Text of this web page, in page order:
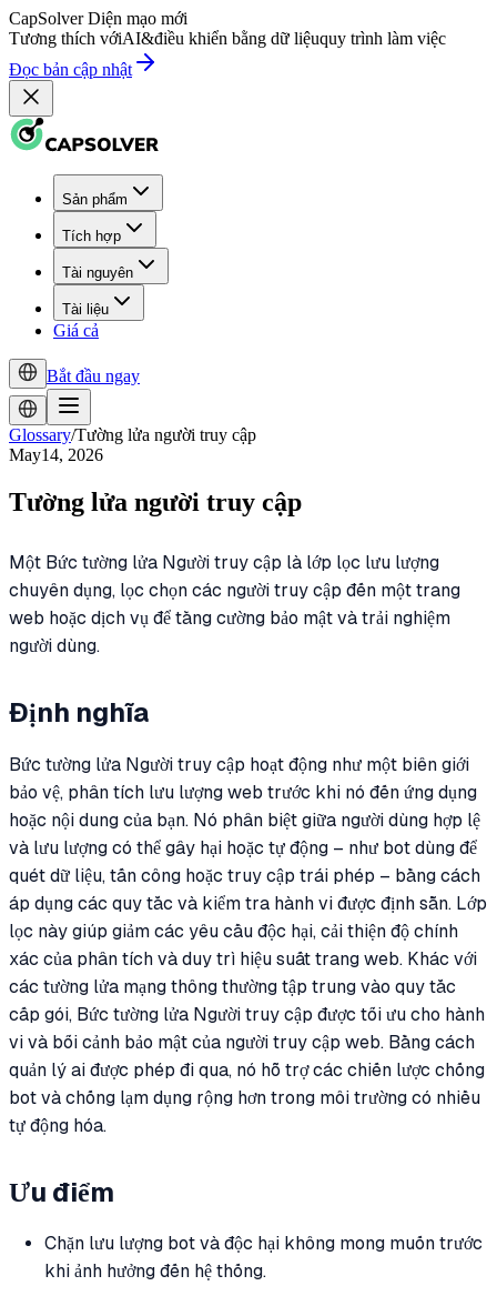
CapSolver Diện mạo mới
Tương thích vớiAI&điều khiển bằng dữ liệuquy trình làm việc
Đọc bản cập nhật
Sản phẩm
Tích hợp
Tài nguyên
Tài liệu
Giá cả
Bắt đầu ngay
Glossary/Tường lửa người truy cập
May14, 2026
Tường lửa người truy cập
Một Bức tường lửa Người truy cập là lớp lọc lưu lượng
chuyên dụng, lọc chọn các người truy cập đến một trang
web hoặc dịch vụ để tăng cường bảo mật và trải nghiệm
người dùng.
Định nghĩa
Bức tường lửa Người truy cập hoạt động như một biên giới
bảo vệ, phân tích lưu lượng web trước khi nó đến ứng dụng
hoặc nội dung của bạn. Nó phân biệt giữa người dùng hợp lệ
và lưu lượng có thể gây hại hoặc tự động – như bot dùng để
quét dữ liệu, tấn công hoặc truy cập trái phép – bằng cách
áp dụng các quy tắc và kiểm tra hành vi được định sẵn. Lớp
lọc này giúp giảm các yêu cầu độc hại, cải thiện độ chính
xác của phân tích và duy trì hiệu suất trang web. Khác với
các tường lửa mạng thông thường tập trung vào quy tắc
cấp gói, Bức tường lửa Người truy cập được tối ưu cho hành
vi và bối cảnh bảo mật của người truy cập web. Bằng cách
quản lý ai được phép đi qua, nó hỗ trợ các chiến lược chống
bot và chống lạm dụng rộng hơn trong môi trường có nhiều
tự động hóa.
Ưu điểm
Chặn lưu lượng bot và độc hại không mong muốn trước
khi ảnh hưởng đến hệ thống.